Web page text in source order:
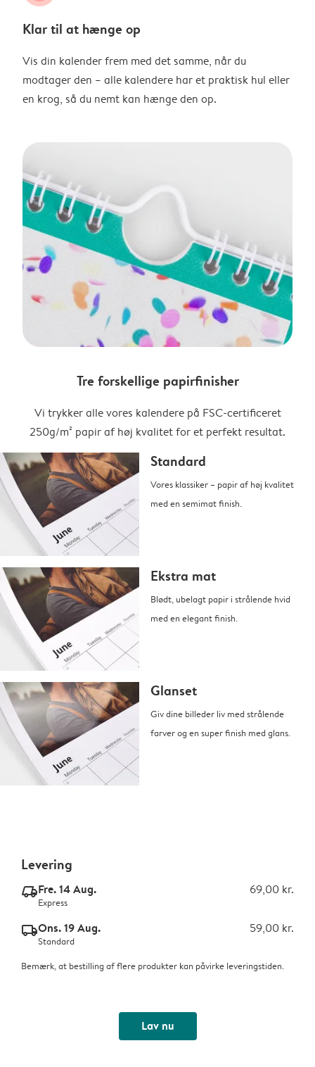
Klar til at hænge op
Vis din kalender frem med det samme, når du
modtager den – alle kalendere har et praktisk hul eller
en krog, så du nemt kan hænge den op.
Tre forskellige papirfinisher
Vi trykker alle vores kalendere på FSC-certificeret
250g/m² papir af høj kvalitet for et perfekt resultat.
Standard
Vores klassiker – papir af høj kvalitet
med en semimat finish.
Ekstra mat
Blødt, ubelagt papir i strålende hvid
med en elegant finish.
Glanset
Giv dine billeder liv med strålende
farver og en super finish med glans.
Levering
delivery_express_v2Fre. 14 Aug. 69,00 kr.
Express
delivery_standard_v2Ons. 19 Aug. 59,00 kr.
Standard
Bemærk, at bestilling af flere produkter kan påvirke leveringstiden.
Lav nu